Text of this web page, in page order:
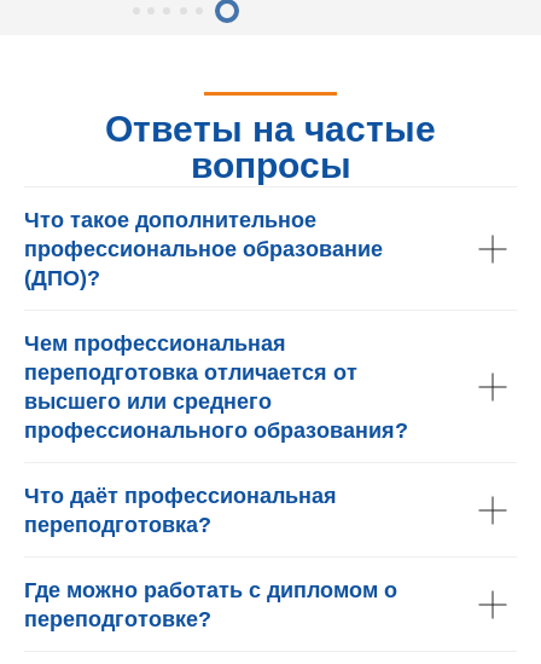
Ответы на частые
вопросы
Что такое дополнительное
профессиональное образование
(ДПО)?
Чем профессиональная
переподготовка отличается от
высшего или среднего
профессионального образования?
Что даёт профессиональная
переподготовка?
Где можно работать с дипломом о
переподготовке?